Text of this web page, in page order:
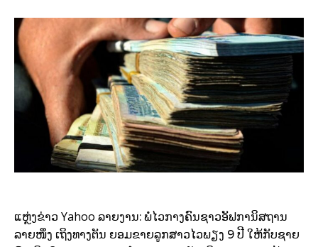
ແຫຼ່ງຂ່າວ Yahoo ລາຍງານ: ພໍ່ໄວກາງຄົນຊາວອັຟການິສຖານ
ລາຍໜຶ່ງ ເຖິງທາງຕັນ ຍອມຂາຍລູກສາວໄວພຽງ 9 ປີ ໃຫ້ກັບຊາຍ